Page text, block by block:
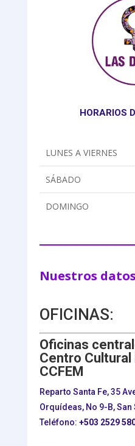
HORARIOS
LUNES A VIERNES
SÁBADO
DOMINGO
Nuestros
OFICINAS:
Oficinas
Centro Cultural
CCFEM
Reparto Santa Fe, 35
Orquídeas, No 9-B, San
Teléfono: +503 2529